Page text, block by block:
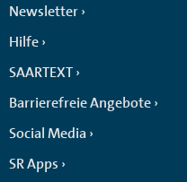
Newsletter
Hilfe
SAARTEXT
Barrierefreie Angebote
Social Media
SR Apps